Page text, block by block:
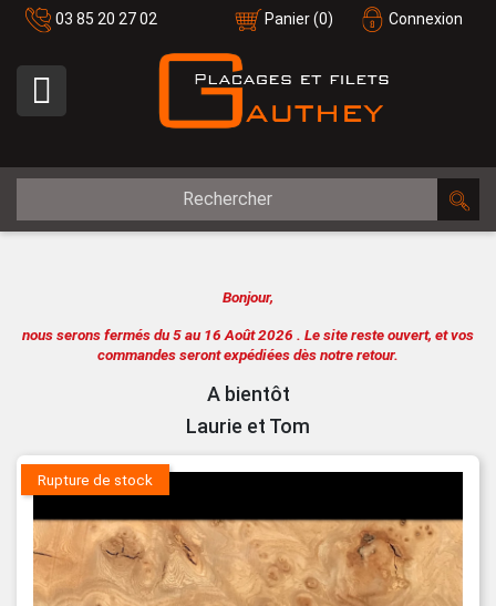
03 85 20 27 02 Connexion
Panier(0)

Bonjour,
nous serons fermés du 5 au 16 Août 2026 . Le site reste ouvert, et vos
commandes seront expédiées dès notre retour.
A bientôt
Laurie et Tom
Rupture de stock